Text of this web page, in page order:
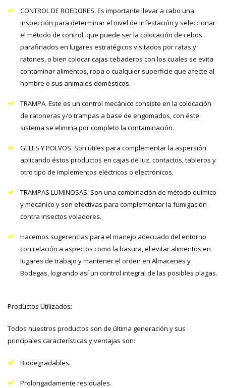
CONTROL DE ROEDORES. Es importante llevar a cabo una
inspección para determinar el nivel de infestación y seleccionar
el método de control, que puede ser la colocación de cebos
parafinados en lugares estratégicos visitados por ratas y
ratones, o bien colocar cajas cebaderos con los cuales se evita
contaminar alimentos, ropa o cualquier superficie que afecte al
hombre o sus animales domésticos.
TRAMPA. Este es un control mecánico consiste en la colocación
de ratoneras y/o trampas a base de engomados, con éste
sistema se elimina por completo la contaminación.
GELES Y POLVOS. Son útiles para complementar la aspersión
aplicando éstos productos en cajas de luz, contactos, tableros y
otro tipo de implementos eléctricos o electrónicos.
TRAMPAS LUMINOSAS. Son una combinación de método químico
y mecánico y son efectivas para complementar la fumigación
contra insectos voladores.
Hacemos sugerencias para el manejo adecuado del entorno
con relación a aspectos como la basura, el evitar alimentos en
lugares de trabajo y mantener el orden en Almacenes y
Bodegas, logrando así un control integral de las posibles plagas.
Productos Utilizados:
Todos nuestros productos son de última generación y sus
principales características y ventajas son:
Biodegradables.
Prolongadamente residuales.